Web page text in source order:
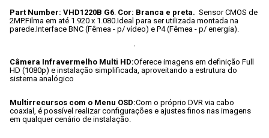
Part Number: VHD1220B G6. Cor: Branca e preta. Sensor CMOS de
2MP.Filma em até 1.920 x 1.080.Ideal para ser utilizada montada na
parede.Interface BNC (Fêmea - p/ vídeo) e P4 (Fêmea - p/ energia).
Câmera Infravermelho Multi HD:Oferece imagens em definição Full
HD (1080p) e instalação simplificada, aproveitando a estrutura do
sistema analógico
Multirrecursos com o Menu OSD:Com o próprio DVR via cabo
coaxial, é possível realizar configurações e ajustes finos nas imagens
em qualquer cenário de instalação.